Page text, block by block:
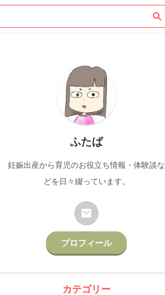
ふたば
妊娠出産から育児のお役立ち情報・体験談な
どを日々綴っています。
プロフィール
カテゴリー